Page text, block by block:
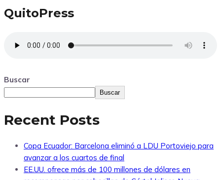
QuitoPress
Buscar
Buscar
Recent Posts
Copa Ecuador: Barcelona eliminó a LDU Portoviejo para
avanzar a los cuartos de final
EE.UU. ofrece más de 100 millones de dólares en